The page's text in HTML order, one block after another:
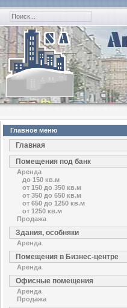
Главное меню
Главная
Помещения под банк
Аренда
до 150 кв.м
от 150 до 350 кв.м
от 350 до 650 кв.м
от 650 до 1250 кв.м
от 1250 кв.м
Продажа
Здания, особняки
Аренда
Помещения в Бизнес-центре
Аренда
Офисные помещения
Аренда
Продажа